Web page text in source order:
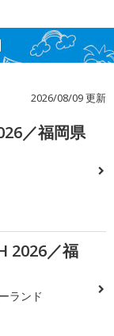
2026/08/09 更新
／福岡県
2026／福
ランド